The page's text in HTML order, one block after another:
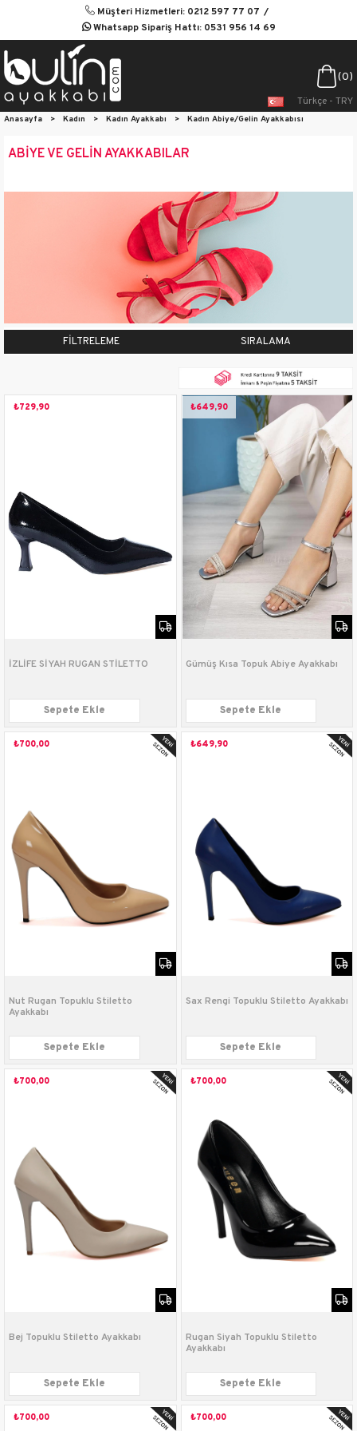
Müşteri Hizmetleri: 0212 597 77 07
Whatsapp Sipariş Hattı: 0531 956 14 69
0
Türkçe - TRY
Anasayfa > Kadın > Kadın Ayakkabı > Kadın Abiye/Gelin Ayakkabısı
ABİYE VE GELİN AYAKKABILAR
FILTRELEME SIRALAMA
İZLİFE SİYAH RUGAN STİLETTO
₺729,90
Sepete Ekle
Gümüş Kısa Topuk Abiye Ayakkabı
₺649,90
Sepete Ekle
Nut Rugan Topuklu Stiletto
Ayakkabı
₺700,00
Sepete Ekle
Sax Rengi Topuklu Stiletto Ayakkabı
₺649,90
Sepete Ekle
Bej Topuklu Stiletto Ayakkabı
₺700,00
Sepete Ekle
Rugan Siyah Topuklu Stiletto
Ayakkabı
₺700,00
Sepete Ekle
₺700,00 ₺700,00